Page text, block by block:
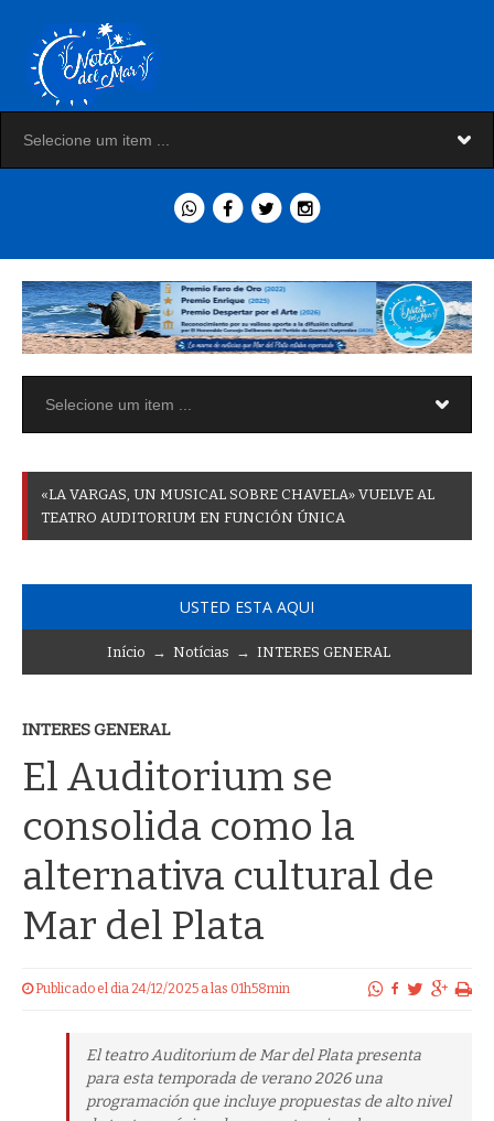
«LA VARGAS UN MUSICAL SOBRE CHAVELA» VUELVE AL
TEATRO AUDITORIUM EN FUNCIÓN ÚNICA
USTED ESTA AQUI
Início → Notícias → INTERES GENERAL
INTERES GENERAL
El Auditorium se
consolida como la
alternativa cultural de
Mar del Plata
Publicado el dia 24/12/2025 a las 01h58min
El teatro Auditorium de Mar del Plata presenta
para esta temporada de verano 2026 una
programación que incluye propuestas de alto nivel